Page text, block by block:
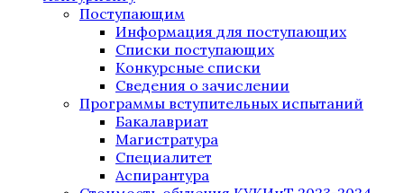
Поступающим
Информация для поступающих
Списки поступающих
Конкурсные списки
Сведения о зачислении
Программы вступительных испытаний
Бакалавриат
Магистратура
Специалитет
Аспирантура